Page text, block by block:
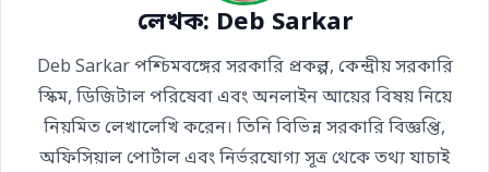
লেখক: Deb Sarkar
Deb Sarkar পশ্চিমবঙ্গের সরকারি প্রকল্প, কেন্দ্রীয় সরকারি
স্কিম, ডিজিটাল পরিষেবা এবং অনলাইন আয়ের বিষয় নিয়ে
নিয়মিত লেখালেখি করেন। তিনি বিভিন্ন সরকারি বিজ্ঞপ্তি,
অফিসিয়াল পোর্টাল এবং নির্ভরযোগ্য সূত্র থেকে তথ্য যাচাই